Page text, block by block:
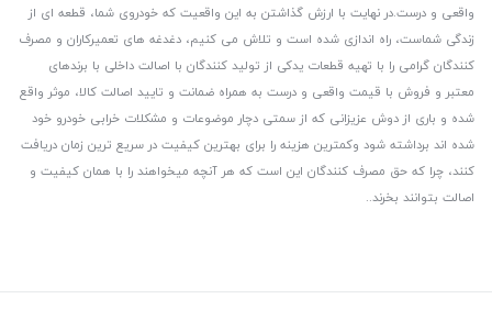
واقعی و درست.در نهایت با ارزش گذاشتن به این واقعیت که خودروی شما، قطعه ای از
زندگی شماست، راه اندازی شده است و تلاش می کنیم، دغدغه های تعمیرکاران و مصرف
کنندگان گرامی را با تهیه قطعات یدکی از تولید کنندگان با اصالت داخلی با برندهای
معتبر و فروش با قیمت واقعی و درست به همراه ضمانت و تایید اصالت کالا، موثر واقع
شده و باری از دوش عزیزانی که از سمتی دچار موضوعات و مشکلات خرابی خودرو خود
شده اند برداشته شود و‌کمترین هزینه را برای بهترین کیفیت در سریع ترین زمان دریافت
کنند، چرا که حق مصرف کنندگان این است که هر آنچه میخواهند را با همان کیفیت و
اصالت بتوانند بخرند..